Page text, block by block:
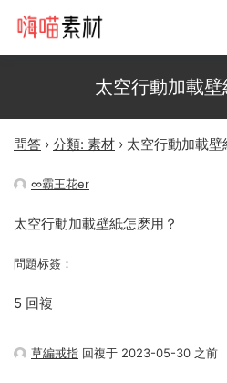
太空行動加載壁
問答 › 分類: 素材 › 太空行動加載壁
∞霸王花er
太空行動加載壁紙怎麽用？
問題标簽：
5 回複
草編戒指 回複于 2023-05-30 之前